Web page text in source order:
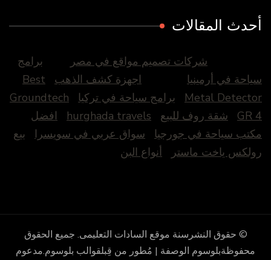
المقالات
شركات تصميم مواقع في مصر
برامج
في أرمينيا
اجهزة كشف الذهب
Best
Metal
برامج سياحة في تركيا
Groundtech
GR
شقة روف للبيع hurghada travels
افضل
سياحة في جورجيا
سواق عربي في سويسرا
بيع
ياخت ماستر
أنواع البن
© حقوق النشرسنةموقع السادات التعليمى. جميع الحقوق
محفوظةبلوسوم الوصفة | مُطور من قِبل قوالب بلوسوم.مدعوم